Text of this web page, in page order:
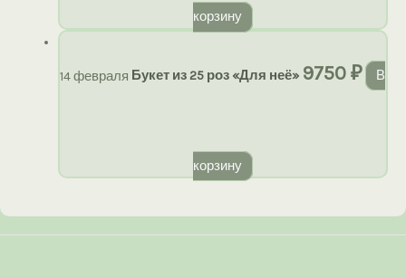
корзину
14 февраля Букет из 25 роз «Для неё» 9750₽ В
корзину